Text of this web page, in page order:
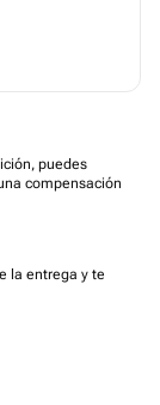
puedes
compensación
la entrega y te